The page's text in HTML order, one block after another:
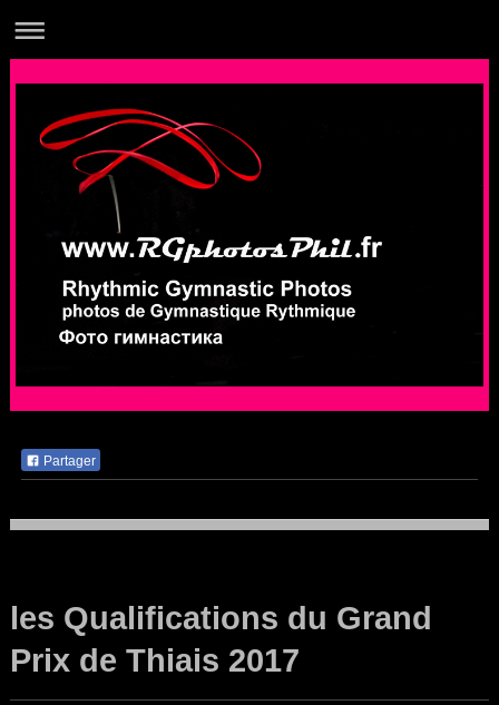
Partager
RGphotosphil
les Qualifications du Grand
Prix de Thiais 2017